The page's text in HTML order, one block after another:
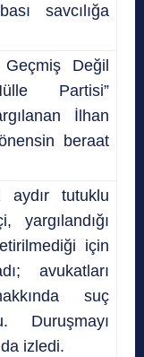
savcılığa
Geçmiş Değil
Partisi”
İlhan
beraat
aydır tutuklu
yargılandığı
için
avukatları
suç
Duruşmayı
izledi.